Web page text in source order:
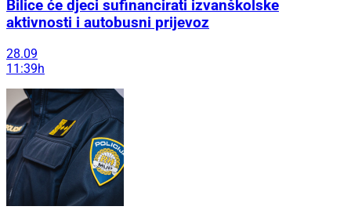
Bilice će djeci sufinancirati izvanškolske
aktivnosti i autobusni prijevoz
28.09
11:39h